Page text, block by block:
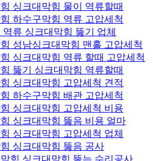
싱크대막힘 물이 역류할때
하수구막힘 역류 고압세척
류 싱크대막힘 뚫기 업체
성남싱크대막힘 맨홀 고압세척
싱크대막힘 역류 할때 고압세척
뚫기 싱크대막힘 역류할때
싱크대막힘 고압세척 견적
하수구막힘 배관 고압세척
싱크대막힘 고압세척 비용
싱크대막힘 뚫음 비용 얼마
싱크대막힘 고압세척 업체
싱크대막힘 뚫음 공사
힘 싱크대막힘 뚫는 수리공사